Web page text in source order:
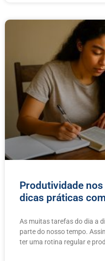
Produtividade
dicas práticas
As muitas tarefas do dia a
parte do nosso tempo.
ter uma rotina regular e